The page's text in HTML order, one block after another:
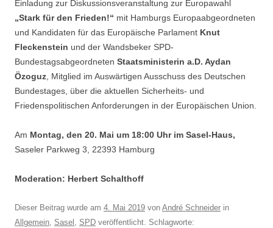
Einladung zur Diskussionsveranstaltung zur Europawahl
„Stark für den Frieden!“ mit Hamburgs Europaabgeordneten
und Kandidaten für das Europäische Parlament Knut
Fleckenstein und der Wandsbeker SPD-
Bundestagsabgeordneten Staatsministerin a.D. Aydan
Özoguz, Mitglied im Auswärtigen Ausschuss des Deutschen
Bundestages, über die aktuellen Sicherheits- und
Friedenspolitischen Anforderungen in der Europäischen Union.
Am Montag, den 20. Mai um 18:00 Uhr im Sasel-Haus,
Saseler Parkweg 3, 22393 Hamburg
Moderation: Herbert Schalthoff
Dieser Beitrag wurde am 4. Mai 2019 von André Schneider in
Allgemein, Sasel , SPD veröffentlicht. Schlagworte: